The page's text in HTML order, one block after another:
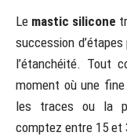
Le mastic silicone
succession
l’étanchéité. Tout
moment où une
les traces ou la
comptez entre 15 et